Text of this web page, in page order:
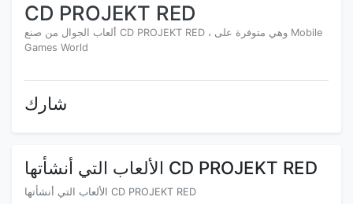
CD PROJEKT RED
ألعاب الجوال من صنع CD PROJEKT RED ، وهي متوفرة على Mobile
Games World
شارك
الألعاب التي أنشأتها CD PROJEKT RED
الألعاب التي أنشأتها CD PROJEKT RED